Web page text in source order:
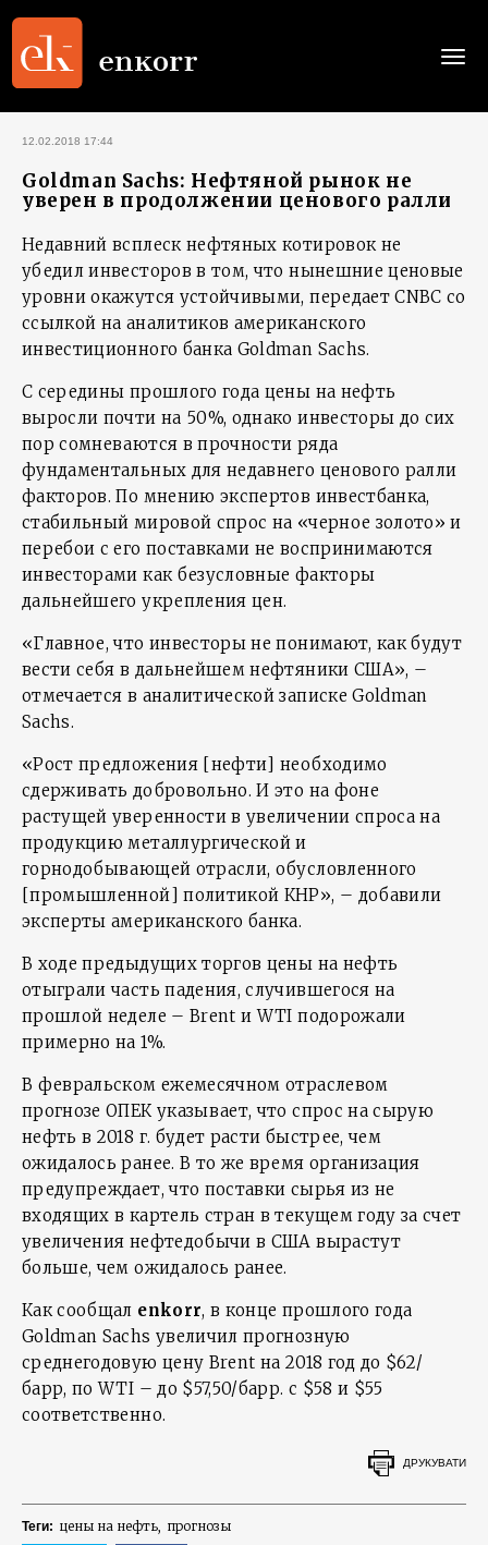
12.02.2018 17:44
Goldman Sachs: Нефтяной рынок не
уверен в продолжении ценового ралли
Недавний всплеск нефтяных котировок не
убедил инвесторов в том, что нынешние ценовые
уровни окажутся устойчивыми, передает CNBC со
ссылкой на аналитиков американского
инвестиционного банка Goldman Sachs.
С середины прошлого года цены на нефть
выросли почти на 50%, однако инвесторы до сих
пор сомневаются в прочности ряда
фундаментальных для недавнего ценового ралли
факторов. По мнению экспертов инвестбанка,
стабильный мировой спрос на «черное золото» и
перебои с его поставками не воспринимаются
инвесторами как безусловные факторы
дальнейшего укрепления цен.
«Главное, что инвесторы не понимают, как будут
вести себя в дальнейшем нефтяники США», –
отмечается в аналитической записке Goldman
Sachs.
«Рост предложения [нефти] необходимо
сдерживать добровольно. И это на фоне
растущей уверенности в увеличении спроса на
продукцию металлургической и
горнодобывающей отрасли, обусловленного
[промышленной] политикой КНР», – добавили
эксперты американского банка.
В ходе предыдущих торгов цены на нефть
отыграли часть падения, случившегося на
прошлой неделе – Brent и WTI подорожали
примерно на 1%.
В февральском ежемесячном отраслевом
прогнозе ОПЕК указывает, что спрос на сырую
нефть в 2018 г. будет расти быстрее, чем
ожидалось ранее. В то же время организация
предупреждает, что поставки сырья из не
входящих в картель стран в текущем году за счет
увеличения нефтедобычи в США вырастут
больше, чем ожидалось ранее.
Как сообщал enkorr, в конце прошлого года
Goldman Sachs увеличил прогнозную
среднегодовую цену Brent на 2018 год до $62/
барр, по WTI – до $57,50/барр. с $58 и $55
соответственно.
ДРУКУВАТИ
Теги: цены на нефть прогнозы